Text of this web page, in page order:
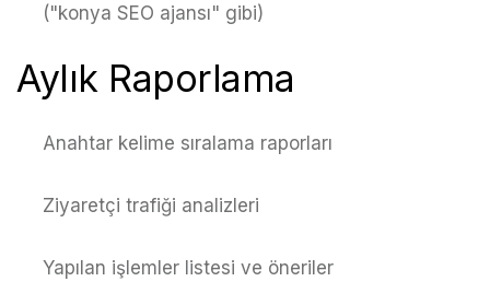
("konya SEO ajansı" gibi)
Aylık Raporlama
Anahtar kelime sıralama raporları
Ziyaretçi trafiği analizleri
Yapılan işlemler listesi ve öneriler